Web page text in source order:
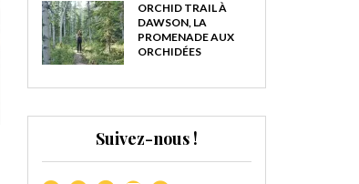
ORCHID TRAIL À
DAWSON, LA
PROMENADE AUX
ORCHIDÉES
Suivez-nous !